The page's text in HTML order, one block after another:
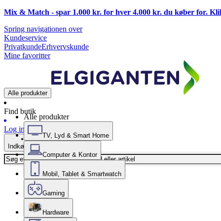
Mix & Match - spar 1.000 kr. for hver 4.000 kr. du køber for.
Spring navigationen over
Kundeservice
PrivatkundeErhvervskunde
Mine favoritter
Alle produkter
Find butik
Log ind
Indkøbskurv
Alle produkter
TV, Lyd & Smart Home
Computer & Kontor
Mobil, Tablet & Smartwatch
Gaming
Hardware